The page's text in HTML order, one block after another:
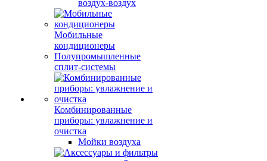
воздух-воздух
Мобильные
кондиционеры
Полупромышленные
сплит-системы
Комбинированные
приборы: увлажнение и
очистка
Мойки воздуха